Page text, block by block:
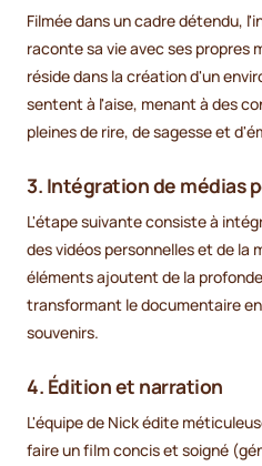
Filmée dans un cadre détendu,
raconte sa vie avec ses propres
réside dans la création d'un
sentent à l'aise, menant à des
pleines de rire, de sagesse et
3. Intégration de médias
L'étape suivante consiste à
des vidéos personnelles et de la
éléments ajoutent de la
transformant le documentaire
souvenirs.
4. Édition et narration
L'équipe de Nick édite
faire un film concis et soigné